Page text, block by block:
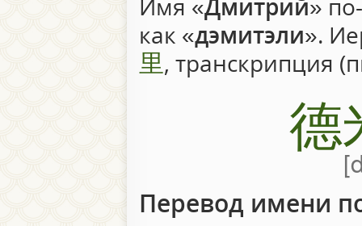
Имя «Дмитрий»
как «дэмитэли».
里, транскрипция
德
Перевод имени